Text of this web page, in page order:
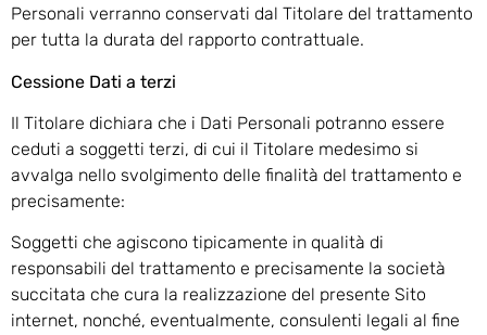
Personali verranno conservati dal Titolare del trattamento
per tutta la durata del rapporto contrattuale.
Cessione Dati a terzi
Il Titolare dichiara che i Dati Personali potranno essere
ceduti a soggetti terzi, di cui il Titolare medesimo si
avvalga nello svolgimento delle finalità del trattamento e
precisamente:
Soggetti che agiscono tipicamente in qualità di
responsabili del trattamento e precisamente la società
succitata che cura la realizzazione del presente Sito
internet, nonché, eventualmente, consulenti legali al fine